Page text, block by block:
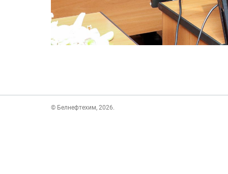
© Белнефтехим, 2026.